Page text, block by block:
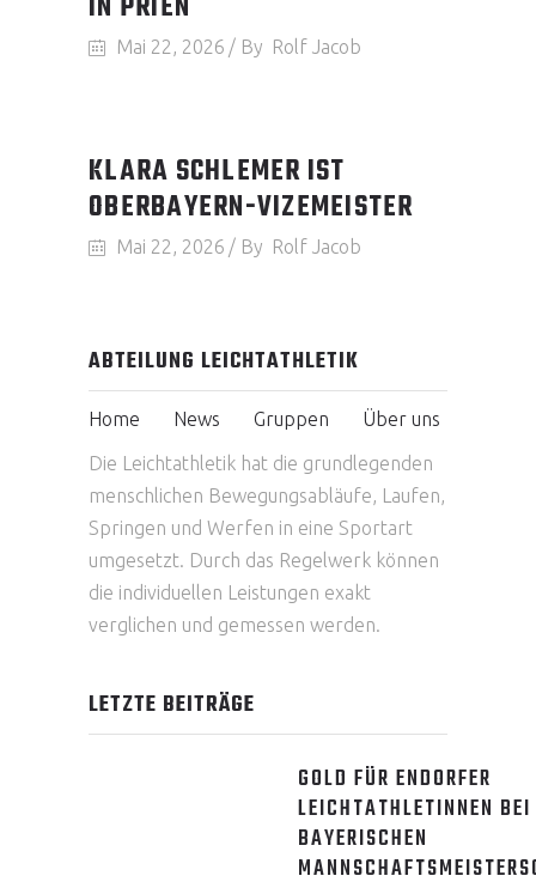
Mai 22, 2026 By Rolf Jacob
KLARA SCHLEMER IST
OBERBAYERN-VIZEMEISTER
Mai 22, 2026 By Rolf Jacob
ABTEILUNG LEICHTATHLETIK
Home News Gruppen Über uns
Die Leichtathletik hat die grundlegenden
menschlichen Bewegungsabläufe, Laufen,
Springen und Werfen in eine Sportart
umgesetzt. Durch das Regelwerk können
die individuellen Leistungen exakt
verglichen und gemessen werden.
LETZTE BEITRÄGE
GOLD FÜR ENDORFER
LEICHTATHLETINNEN
BAYERISCHEN